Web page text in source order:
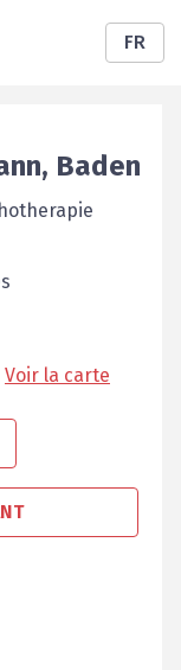
FR
, Baden
Voir la carte